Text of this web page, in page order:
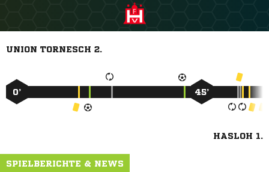
UNION TORNESCH 2.
0’ 45’
HASLOH 1.
SPIELBERICHTE & NEWS